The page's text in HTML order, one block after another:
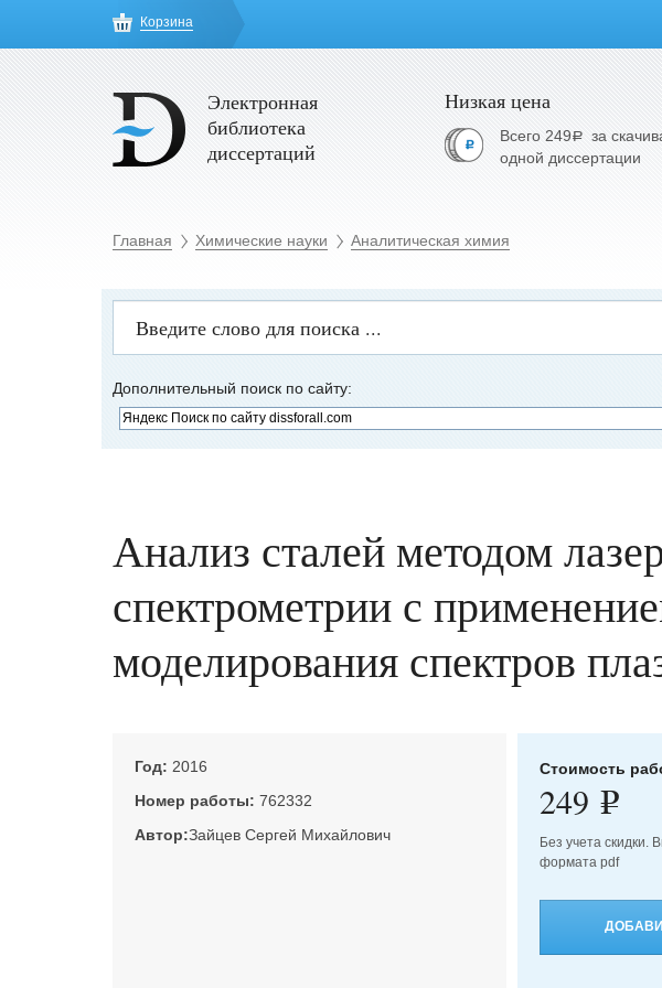
Корзина
Электронная
библиотека
диссертаций
Низкая цена
Всего 249a за
одной диссертации
Главная Химические науки Аналитическая химия
Дополнительный поиск по сайту:
Анализ сталей методом
спектрометрии с
моделирования спектров
Год: 2016
Номер работы: 762332
Автор:Зайцев Сергей Михайлович
Стоимость
249 e
Без учета скидки.
формата pdf